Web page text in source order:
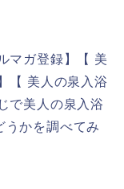
マガ登録】【 美
【 美人の泉入浴
で美人の泉入浴
うかを調べてみ